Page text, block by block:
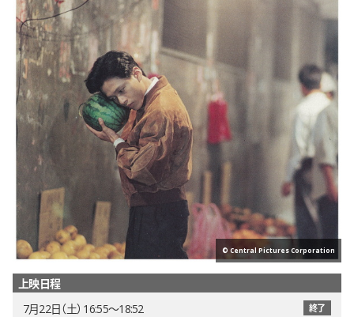
© Central Pictures Corporation
上映日程
7月22日（土） 16:55〜18:52
終了